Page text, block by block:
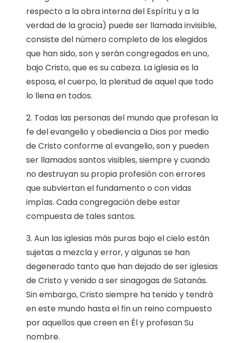
respecto a la obra interna del Espíritu y a la
verdad de la gracia) puede ser llamada invisible,
consiste del número completo de los elegidos
que han sido, son y serán congregados en uno,
bajo Cristo, que es su cabeza. La iglesia es la
esposa, el cuerpo, la plenitud de aquel que todo
lo llena en todos.
2. Todas las personas del mundo que profesan la
fe del evangelio y obediencia a Dios por medio
de Cristo conforme al evangelio, son y pueden
ser llamados santos visibles, siempre y cuando
no destruyan su propia profesión con errores
que subviertan el fundamento o con vidas
impías. Cada congregación debe estar
compuesta de tales santos.
3. Aun las iglesias más puras bajo el cielo están
sujetas a mezcla y error, y algunas se han
degenerado tanto que han dejado de ser iglesias
de Cristo y venido a ser sinagogas de Satanás.
Sin embargo, Cristo siempre ha tenido y tendrá
en este mundo hasta el fin un reino compuesto
por aquellos que creen en Él y profesan Su
nombre.